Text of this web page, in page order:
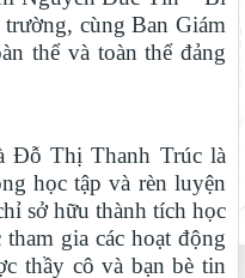
cùng Ban Giám
thể và toàn thể đảng
Đỗ Thị Thanh Trúc là
học tập và rèn luyện
sở hữu thành tích học
gia các hoạt động
thầy cô và bạn bè tin